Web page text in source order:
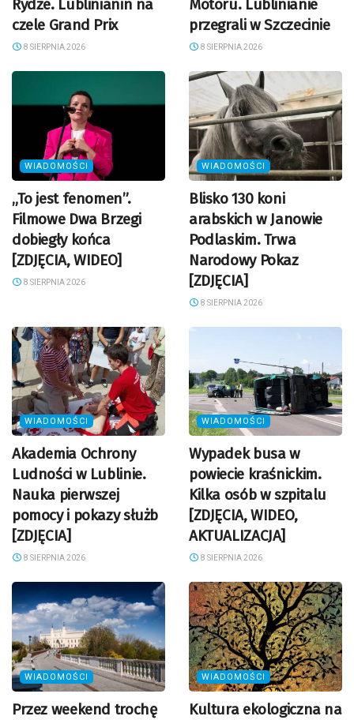
Rydze. Lublinianin na
czele Grand Prix
8 SIERPNIA 2026
Motoru. Lublinianie
przegrali w Szczecinie
8 SIERPNIA 2026
WIADOMOŚCI
„To jest fenomen”.
Filmowe Dwa Brzegi
dobiegły końca
[ZDJĘCIA, WIDEO]
8 SIERPNIA 2026
WIADOMOŚCI
Blisko 130 koni
arabskich w Janowie
Podlaskim. Trwa
Narodowy Pokaz
[ZDJĘCIA]
8 SIERPNIA 2026
WIADOMOŚCI
Akademia Ochrony
Ludności w Lublinie.
Nauka pierwszej
pomocy i pokazy służb
[ZDJĘCIA]
8 SIERPNIA 2026
WIADOMOŚCI
Wypadek busa w
powiecie kraśnickim.
Kilka osób w szpitalu
[ZDJĘCIA, WIDEO,
AKTUALIZACJA]
8 SIERPNIA 2026
WIADOMOŚCI
Przez weekend trochę
WIADOMOŚCI
Kultura ekologiczna na